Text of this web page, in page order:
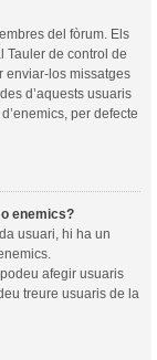
del fòrum. Els
Tauler de control de
enviar-los missatges
d’aquests usuaris
per defecte
enemics?
usuari, hi ha un
afegir usuaris
treure usuaris de la